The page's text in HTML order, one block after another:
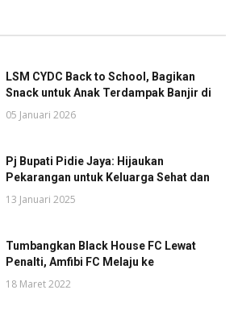
LSM CYDC Back to School, Bagikan
Snack untuk Anak Terdampak Banjir di
05 Januari 2026
Pj Bupati Pidie Jaya: Hijaukan
Pekarangan untuk Keluarga Sehat dan
13 Januari 2025
Tumbangkan Black House FC Lewat
Penalti, Amfibi FC Melaju ke
18 Maret 2022